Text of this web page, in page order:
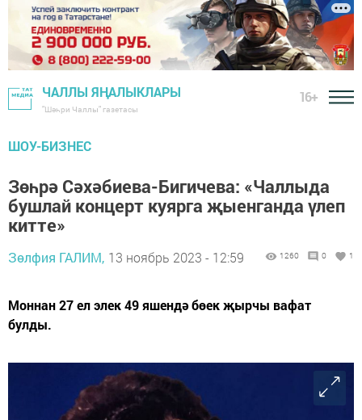
ЧАЛЛЫ ЯҢАЛЫКЛАРЫ
"Шәһри Чаллы" газетасы
16+
ШОУ-БИЗНЕС
Зөһрә Сәхәбиева-Бигичева: «Чаллыда
бушлай концерт куярга җыенганда үлеп
китте»
Зөлфия ГАЛИМ, 13 ноябрь 2023 - 12:59 1260 0 1
Моннан 27 ел элек 49 яшендә бөек җырчы вафат
булды.